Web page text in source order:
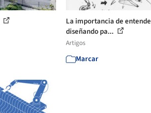
La importancia de
diseñando pa...
Artigos
Marcar